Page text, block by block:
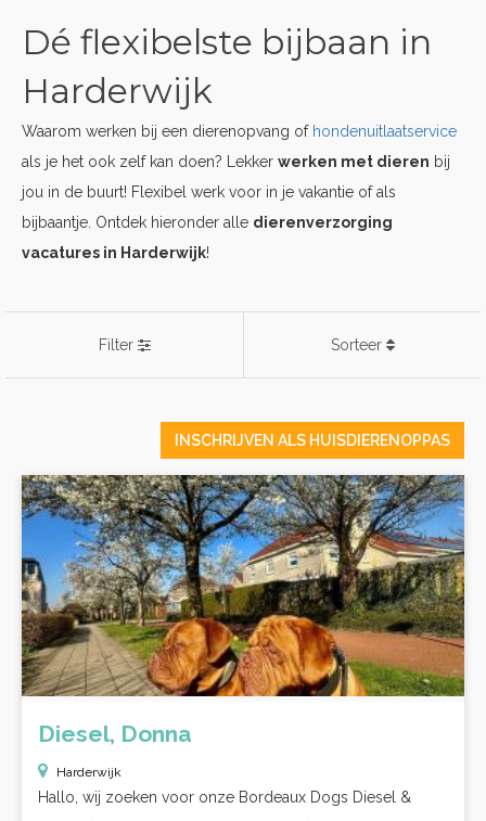
Dé flexibelste bijbaan in
Harderwijk
Waarom werken bij een dierenopvang of hondenuitlaatservice
als je het ook zelf kan doen? Lekker werken met dieren bij
jou in de buurt! Flexibel werk voor in je vakantie of als
bijbaantje. Ontdek hieronder alle dierenverzorging
vacatures in Harderwijk!
Filter Sorteer
INSCHRIJVEN ALS HUISDIERENOPPAS
Diesel, Donna
Harderwijk
Hallo, wij zoeken voor onze Bordeaux Dogs Diesel &